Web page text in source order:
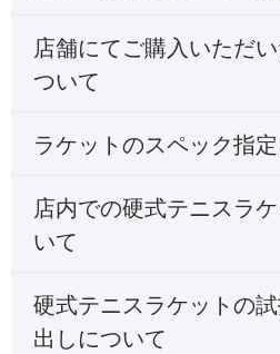
店舗にてご購入いただ
ついて
ラケットのスペック指
店内での硬式テニスラ
いて
硬式テニスラケットの
出しについて